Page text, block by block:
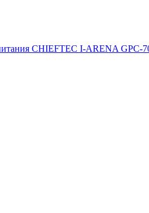
CHIEFTEC I-ARENA GPC-